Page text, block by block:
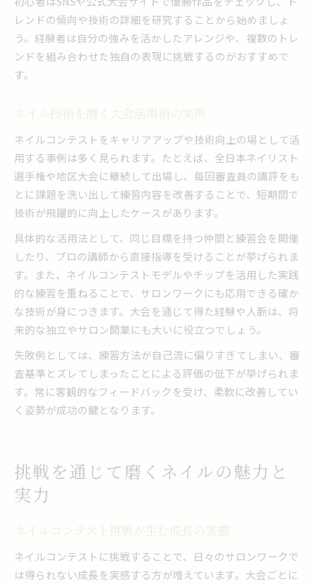
レンドの傾向や技術の詳細を研究することから始めましょ
う。経験者は自分の強みを活かしたアレンジや、複数のトレ
ンドを組み合わせた独自の表現に挑戦するのがおすすめで
す。
ネイル技術を磨く大会活用術の実例
ネイルコンテストをキャリアアップや技術向上の場として活
用する事例は多く見られます。たとえば、全日本ネイリスト
選手権や地区大会に継続して出場し、毎回審査員の講評をも
とに課題を洗い出して練習内容を改善することで、短期間で
技術が飛躍的に向上したケースがあります。
具体的な活用法として、同じ目標を持つ仲間と練習会を開催
したり、プロの講師から直接指導を受けることが挙げられま
す。また、ネイルコンテストモデルやチップを活用した実践
的な練習を重ねることで、サロンワークにも応用できる確か
な技術が身につきます。大会を通じて得た経験や人脈は、将
来的な独立やサロン開業にも大いに役立つでしょう。
失敗例としては、練習方法が自己流に偏りすぎてしまい、審
査基準とズレてしまったことによる評価の低下が挙げられま
す。常に客観的なフィードバックを受け、柔軟に改善してい
く姿勢が成功の鍵となります。
挑戦を通じて磨くネイルの魅力と
実力
ネイルコンテスト挑戦が生む成長の実感
ネイルコンテストに挑戦することで、日々のサロンワークで
は得られない成長を実感する方が増えています。大会ごとに